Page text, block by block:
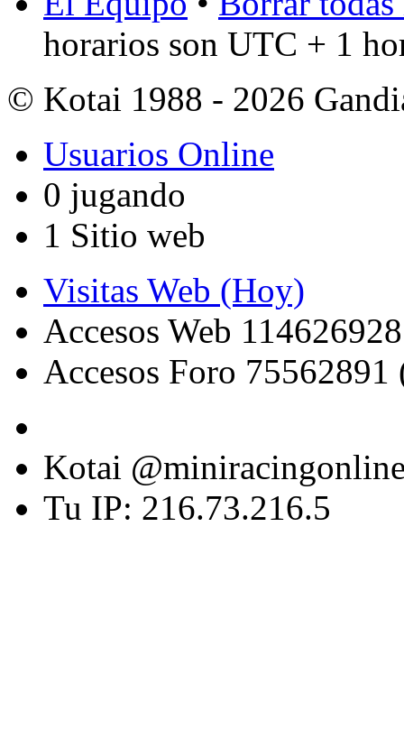
horarios son UTC + 1
© Kotai 1988 - 2026
Usuarios Online
0 jugando
1 Sitio web
Visitas Web (Hoy)
Accesos Web
Accesos Foro 75562891
Kotai
Tu IP: 216.73.216.5